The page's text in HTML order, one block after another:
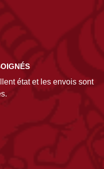
état et les envois sont